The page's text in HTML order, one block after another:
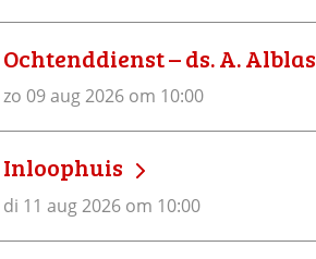
Ochtenddienst – ds. A. Alblas
zo 09 aug 2026 om 10:00
Inloophuis
di 11 aug 2026 om 10:00